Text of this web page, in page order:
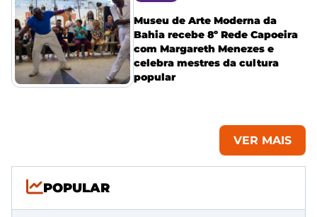
Museu de Arte Moderna da
Bahia recebe 8º Rede Capoeira
com Margareth Menezes e
celebra mestres da cultura
popular
VER MAIS
POPULAR